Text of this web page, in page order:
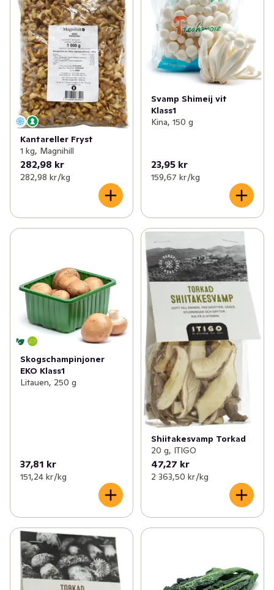
Kantareller Fryst
1 kg, Magnihill
282,98 kr
282,98 kr /kg
Svamp Shimeij vit
Klass1
Kina, 150 g
23,95 kr
159,67 kr /kg
Skogschampinjoner
EKO Klass1
Litauen, 250 g
37,81 kr
151,24 kr /kg
Shiitakesvamp Torkad
20 g, ITIGO
47,27 kr
2 363,50 kr /kg